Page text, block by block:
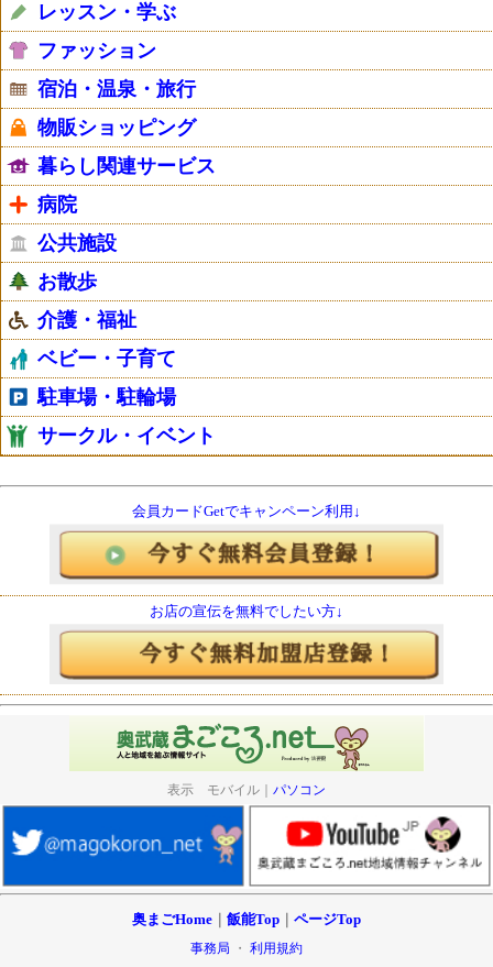
レッスン・学ぶ
ファッション
宿泊・温泉・旅行
物販ショッピング
暮らし関連サービス
病院
公共施設
お散歩
介護・福祉
ベビー・子育て
駐車場・駐輪場
サークル・イベント
会員カードGetでキャンペーン利用↓
お店の宣伝を無料でしたい方↓
表示 モバイル｜ パソコン
奥まごHome 飯能Top ページTop
事務局 ・ 利用規約